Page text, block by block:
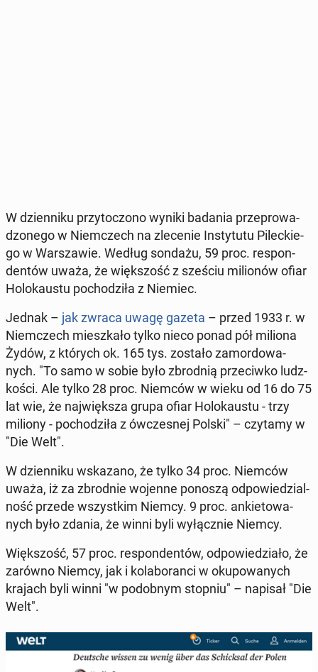
W dzien­ni­ku przy­to­czo­no wyniki badania prze­pro­wa­
dzo­ne­go w Niem­czech na zle­ce­nie In­sty­tu­tu Pi­lec­kie­
go w War­sza­wie. Według sondażu, 59 proc. re­spon­
den­tów uważa, że więk­szość z sześciu mi­lio­nów ofiar
Ho­lo­kau­stu po­cho­dzi­ła z Niemiec.
Jednak – jak zwraca uwagę gazeta – przed 1933 r. w
Niem­czech miesz­ka­ło tylko nieco ponad pół miliona
Żydów, z których ok. 165 tys. zostało za­mor­do­wa­
nych. "To samo w sobie było zbrod­nią prze­ciw­ko ludz­
ko­ści. Ale tylko 28 proc. Niemców w wieku od 16 do 75
lat wie, że naj­więk­sza grupa ofiar Ho­lo­kau­stu - trzy
miliony - po­cho­dzi­ła z ów­cze­snej Polski" – czytamy w
"Die Welt".
W dzien­ni­ku wska­za­no, że tylko 34 proc. Niemców
uważa, iż za zbrod­nie wojenne ponoszą od­po­wie­dzial­
ność przede wszyst­kim Niemcy. 9 proc. an­kie­to­wa­
nych było zdania, że winni byli wy­łącz­nie Niemcy.
Więk­szość, 57 proc. re­spon­den­tów, od­po­wie­dzia­ło, że
zarówno Niemcy, jak i ko­la­bo­ran­ci w oku­po­wa­nych
krajach byli winni "w po­dob­nym stopniu" – napisał "Die
Welt".